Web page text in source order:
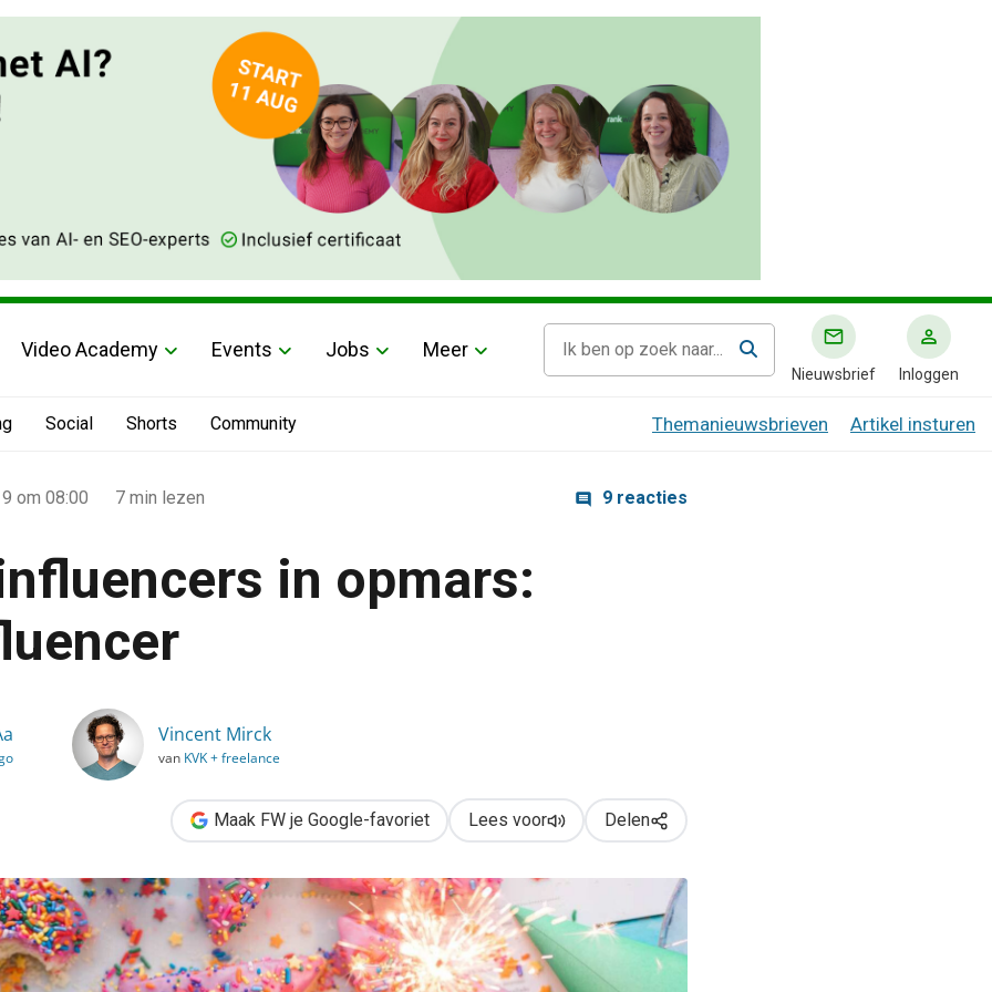
Video Academy Events Jobs Meer
Nieuwsbrief Inloggen
Social Shorts Community Themanieuwsbrieven Artikel insturen
om 08:00 7 min lezen 9 reacties
in opmars:
Vincent Mirck
van KVK + freelance
Maak FW je Google-favoriet Lees voor Delen